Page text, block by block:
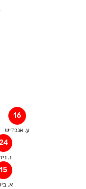
16
ע. אגבדיש
נ.
15
א.